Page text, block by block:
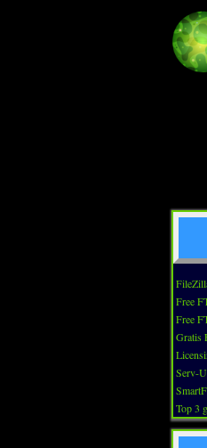
Free
Free
Gratis
Serv-
Top 3